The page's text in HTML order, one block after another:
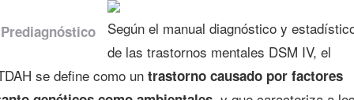
Prediagnóstico
Según el manual diagnóstico y
de las trastornos mentales DSM IV, el
se define como un trastorno causado por factores